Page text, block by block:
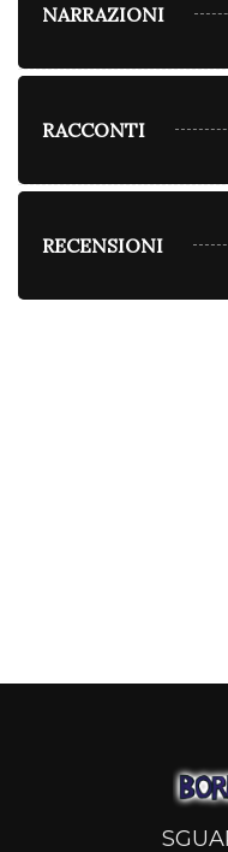
NARRAZIONI
RACCONTI
RECENSIONI